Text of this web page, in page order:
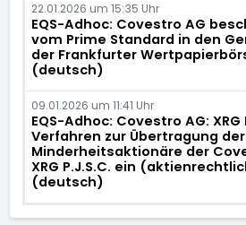
22.01.2026 um 15:35 Uhr
EQS-Adhoc: Covestro AG
vom Prime Standard in den
der Frankfurter
(deutsch)
09.01.2026 um 11:41 Uhr
EQS-Adhoc: Covestro AG: XRG
Verfahren zur Übertragung
Minderheitsaktionäre der
XRG P.J.S.C. ein
(deutsch)